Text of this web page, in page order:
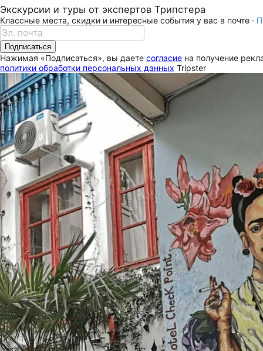
Экскурсии и туры от экспертов Трипстера
Классные места, скидки и интересные события у вас в почте ·
Подписаться
Нажимая «Подписаться», вы даете согласие на получение
политики обработки персональных данных Tripster